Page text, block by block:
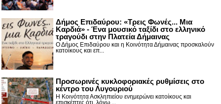
Δήμος Επιδαύρου: «Τρεις Φωνές... Μια
Καρδιά» - Ένα μουσικό ταξίδι στο ελληνικό
τραγούδι στην Πλατεία Δήμαινας
Ο Δήμος Επιδαύρου και η Κοινότητα Δήμαινας προσκαλούν
κατοίκους και επ...
Προσωρινές κυκλοφοριακές ρυθμίσεις στο
κέντρο του Λυγουριού
Η Κοινότητα Ασκληπιείου ενημερώνει κατοίκους και
επισκέπτες ότι, λόγω ...